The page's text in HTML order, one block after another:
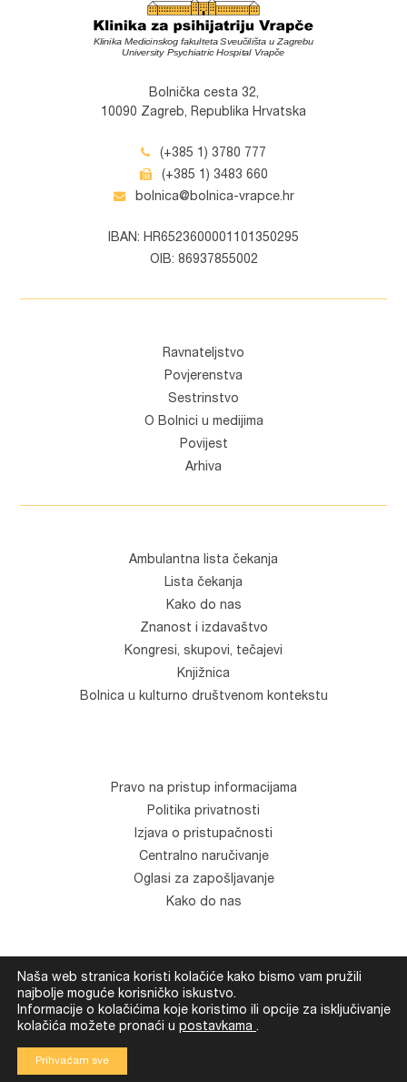
Bolnička cesta 32,
10090 Zagreb, Republika Hrvatska
(+385 1) 3780 777
(+385 1) 3483 660
bolnica@bolnica-vrapce.hr
IBAN: HR6523600001101350295
OIB: 86937855002
Ravnateljstvo
Povjerenstva
Sestrinstvo
O Bolnici u medijima
Povijest
Arhiva
Ambulantna lista čekanja
Lista čekanja
Kako do nas
Znanost i izdavaštvo
Kongresi, skupovi, tečajevi
Knjižnica
Bolnica u kulturno društvenom kontekstu
Pravo na pristup informacijama
Politika privatnosti
Izjava o pristupačnosti
Centralno naručivanje
Oglasi za zapošljavanje
Kako do nas
© Klinika za psihijatriju "Vrapče". Sva prava zadržana.
DevelopmentDevexus
Naša web stranica koristi kolačiće kako bismo vam pružili
najbolje moguće korisničko iskustvo.
Informacije o kolačićima koje koristimo ili opcije za isključivanje
kolačića možete pronaći u postavkama .
Prihvaćam sve